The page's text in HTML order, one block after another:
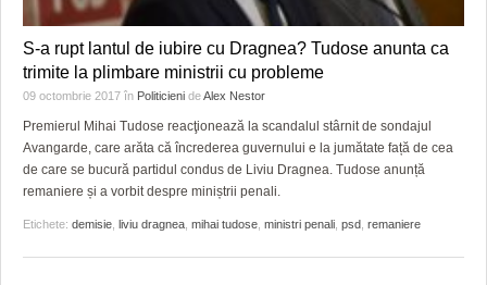
S-a rupt lantul de iubire cu Dragnea? Tudose anunta ca
trimite la plimbare ministrii cu probleme
09 octombrie 2017 în Politicieni deAlex Nestor
Premierul Mihai Tudose reacţionează la scandalul stârnit de sondajul
Avangarde, care arăta că încrederea guvernului e la jumătate față de cea
de care se bucură partidul condus de Liviu Dragnea. Tudose anunță
remaniere și a vorbit despre miniștrii penali.
Etichete: demisie liviu dragnea mihai tudose ministri penali psd remaniere